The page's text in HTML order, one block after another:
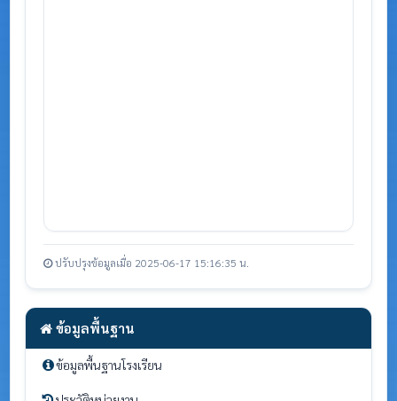
ข้อมูลพื้นฐาน
ข้อมูลพื้นฐานโรงเรียน
ปรับปรุงข้อมูลเมื่อ 2025-06-17 15:16:35 น.